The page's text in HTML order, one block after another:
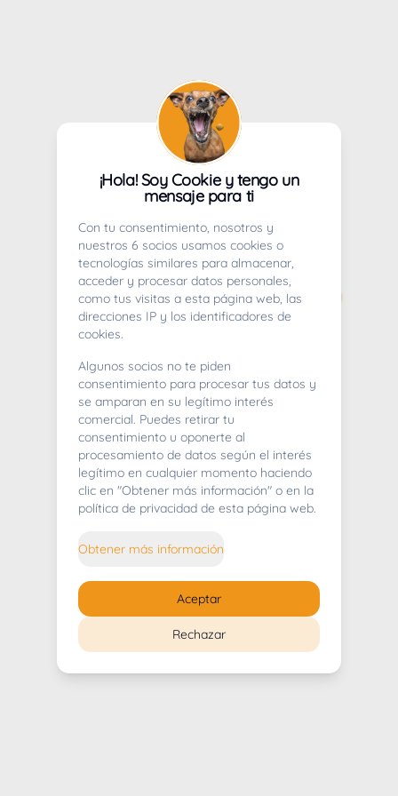
404
Whoops! Lo sentimos mucho.
¡Hola! Soy Cookie y tengo un
mensaje para ti
Con tu consentimiento, nosotros y
nuestros 6 socios usamos cookies o
tecnologías similares para almacenar,
acceder y procesar datos personales,
como tus visitas a esta página web, las
direcciones IP y los identificadores de
cookies.
Algunos socios no te piden
consentimiento para procesar tus datos y
se amparan en su legítimo interés
comercial. Puedes retirar tu
consentimiento u oponerte al
procesamiento de datos según el interés
legítimo en cualquier momento haciendo
clic en "Obtener más información" o en la
política de privacidad de esta página web.
Obtener más información
Rechazar
Aceptar